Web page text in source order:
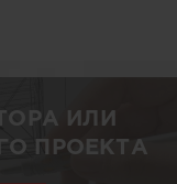
ИЛИ
ПРОЕКТА